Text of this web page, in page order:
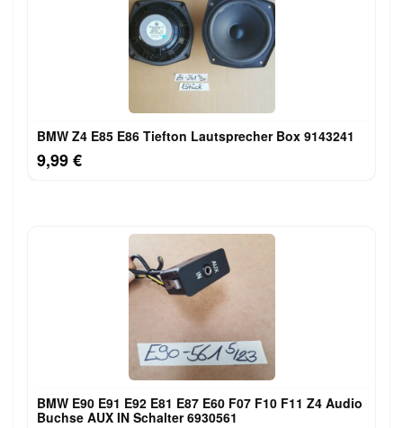
BMW Z4 E85 E86 Tiefton Lautsprecher Box 9143241
9,99 €
BMW E90 E91 E92 E81 E87 E60 F07 F10 F11 Z4 Audio
Buchse AUX IN Schalter 6930561